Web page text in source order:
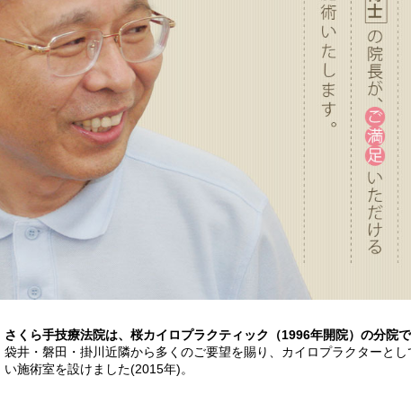
さくら手技療法院は、桜カイロプラクティック（1996年開院）の分院で
袋井・磐田・掛川近隣から多くのご要望を賜り、カイロプラクターと
い施術室を設けました(2015年)。